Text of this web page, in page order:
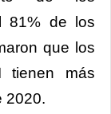
81% de los
que los
tienen más
2020.